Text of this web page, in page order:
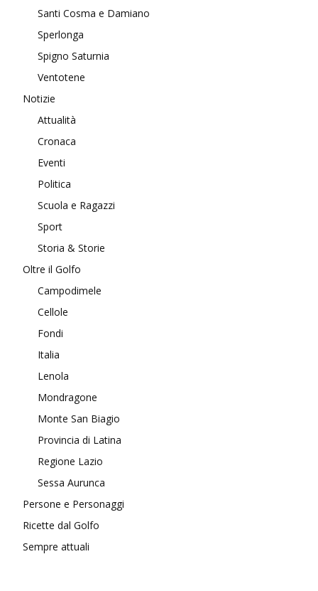
Santi Cosma e Damiano
Sperlonga
Spigno Saturnia
Ventotene
Notizie
Attualità
Cronaca
Eventi
Politica
Scuola e Ragazzi
Sport
Storia & Storie
Oltre il Golfo
Campodimele
Cellole
Fondi
Italia
Lenola
Mondragone
Monte San Biagio
Provincia di Latina
Regione Lazio
Sessa Aurunca
Persone e Personaggi
Ricette dal Golfo
Sempre attuali